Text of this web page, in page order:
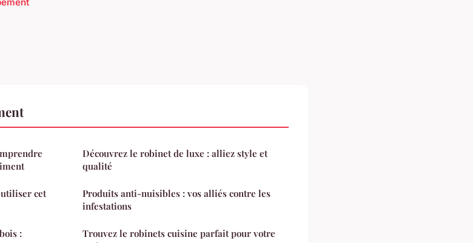
utiliser cet
:
Découvrez le robinet de luxe : alliez style et
qualité
Produits anti-nuisibles : vos alliés contre les
infestations
Trouvez le robinets cuisine parfait pour votre